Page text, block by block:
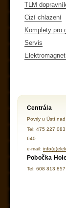
TLM
Cizí chlazení
Komplety pro
Servis
Centrála
Povrly u Ústí
Tel: 475 227
640
e-mail:
Pobočka
Tel: 608 813 857